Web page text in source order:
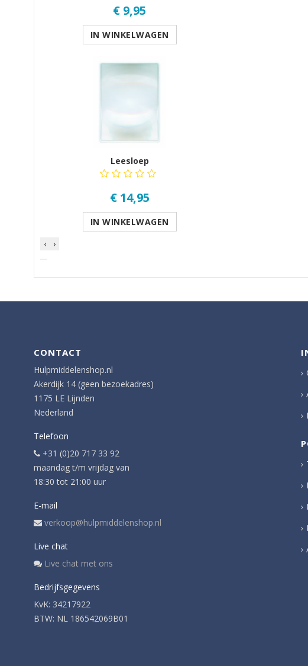
€ 9,95
IN WINKELWAGEN
Leesloep
€ 14,95
IN WINKELWAGEN
‹
›
CONTACT
Hulpmiddelenshop.nl
Akerdijk 14 (geen bezoekadres)
1175 LE Lijnden
Nederland
Telefoon
+31 (0)20 717 33 92
maandag t/m vrijdag van
18:30 tot 21:00 uur
E-mail
verkoop@hulpmiddelenshop.nl
Live chat
Live chat met ons
Bedrijfsgegevens
KvK: 34217922
BTW: NL 186542069B01